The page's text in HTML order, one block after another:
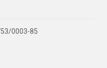
0003-85